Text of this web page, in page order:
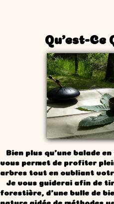
Qu'est-Ce
Bien plus qu'une balade
vous permet de profiter
arbres tout en oubliant
Je vous guiderai afin de
forestière, d'une bulle de
nature aidée de méthodes